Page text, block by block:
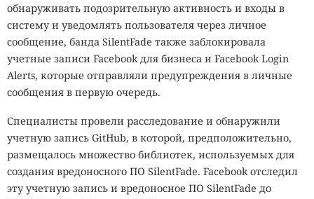
обнаруживать подозрительную активность и входы в
систему и уведомлять пользователя через личное
сообщение, банда SilentFade также заблокировала
учетные записи Facebook для бизнеса и Facebook Login
Alerts, которые отправляли предупреждения в личные
сообщения в первую очередь.
Специалисты провели расследование и обнаружили
учетную запись GitHub, в которой, предположительно,
размещалось множество библиотек, используемых для
создания вредоносного ПО SilentFade. Facebook отследил
эту учетную запись и вредоносное ПО SilentFade до